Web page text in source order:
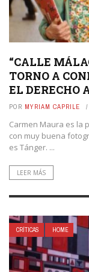
“CALLE
TORNO A
EL DERECHO
POR MYRIAM CAPRILE
Carmen Maura es la
con muy buena
es Tánger. ...
LEER MÁS
CRÍTICAS HOME